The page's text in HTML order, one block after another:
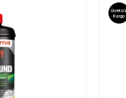
Ücretsiz
Kargo